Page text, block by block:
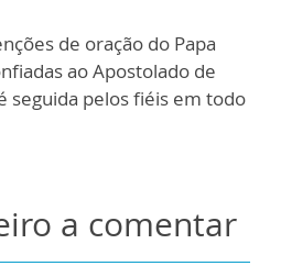
de oração do Papa
ao Apostolado de
seguida pelos fiéis em todo
a comentar